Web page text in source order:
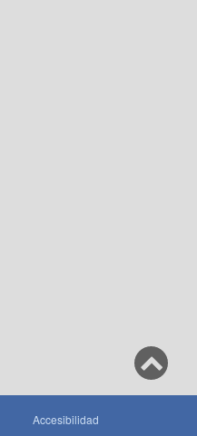
Accesibilidad